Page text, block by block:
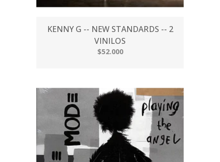
KENNY G -- NEW STANDARDS -- 2
VINILOS
$52.000